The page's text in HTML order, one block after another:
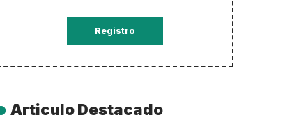
Articulo Destacado